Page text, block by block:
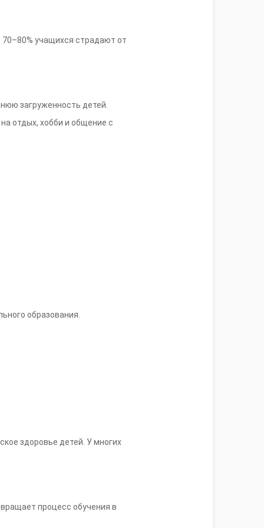
учащихся страдают от
загруженность детей.
отдых, хобби и общение с
образования.
здоровье детей. У многих
процесс обучения в